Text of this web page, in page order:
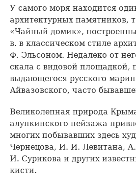
У самого моря находится
архитектурных памятников,
«Чайный домик»,
в. в классическом стиле
Ф. Эльсоном. Недалеко от
скала с видовой площадкой,
выдающегося русского
Айвазовского, часто
Великолепная природа
алупкинского пейзажа
многих побывавших здесь
Чернецова, И. И. Левитана,
И. Сурикова и других
кисти.